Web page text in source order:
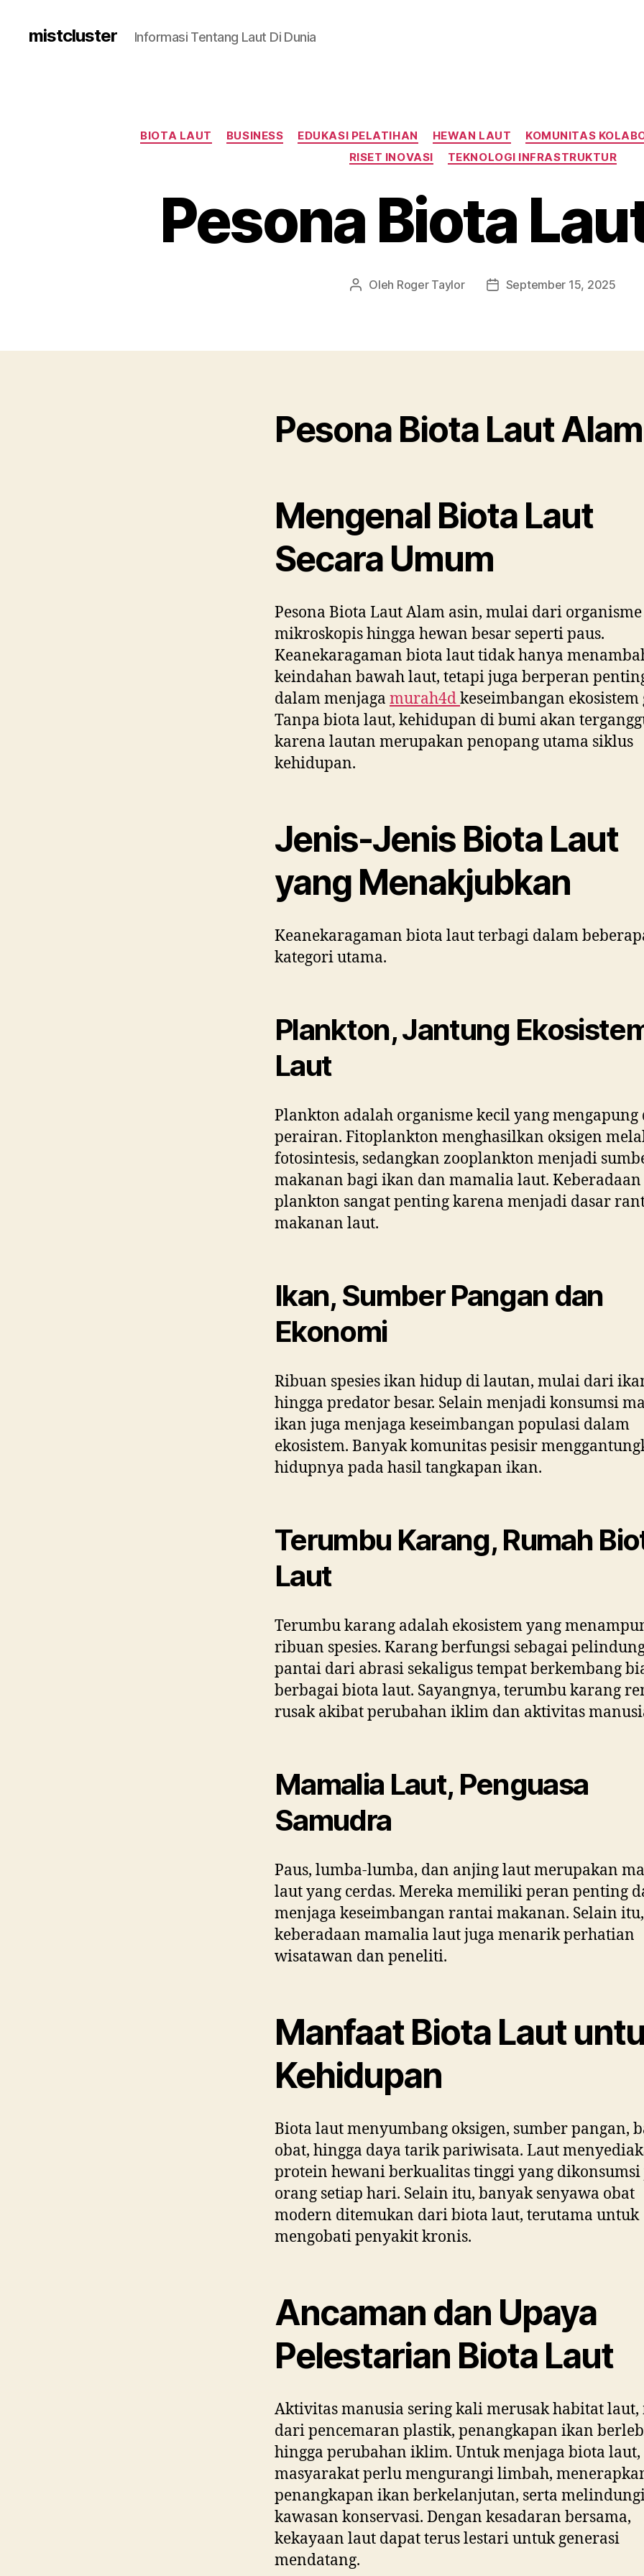
mistcluster Informasi Tentang Laut Di Dunia
Kategori
BIOTA LAUT BUSINESS EDUKASI PELATIHAN HEWAN LAUT KOMUNITAS
RISET INOVASI
TEKNOLOGI INFRASTRUKTUR
Pesona Biota
Penulis
Oleh Roger Taylor
Tanggal
September 15, 2025
Pesona Biota Laut Alam
Mengenal Biota Laut
Secara Umum
Pesona Biota Laut Alam asin, mulai dari organisme
mikroskopis hingga hewan besar seperti paus.
Keanekaragaman biota laut tidak hanya
keindahan bawah laut, tetapi juga berperan
dalam menjaga murah4dkeseimbangan ekosistem
Tanpa biota laut, kehidupan di bumi akan
karena lautan merupakan penopang utama siklus
kehidupan.
Jenis-Jenis Biota Laut
yang Menakjubkan
Keanekaragaman biota laut terbagi dalam
kategori utama.
Plankton, Jantung
Laut
Plankton adalah organisme kecil yang mengapung
perairan. Fitoplankton menghasilkan oksigen
fotosintesis, sedangkan zooplankton menjadi
makanan bagi ikan dan mamalia laut. Keberadaan
plankton sangat penting karena menjadi dasar
makanan laut.
Ikan, Sumber Pangan dan
Ekonomi
Ribuan spesies ikan hidup di lautan, mulai dari
hingga predator besar. Selain menjadi konsumsi
ikan juga menjaga keseimbangan populasi dalam
ekosistem. Banyak komunitas pesisir
hidupnya pada hasil tangkapan ikan.
Terumbu Karang, Rumah
Laut
Terumbu karang adalah ekosistem yang
ribuan spesies. Karang berfungsi sebagai
pantai dari abrasi sekaligus tempat berkembang
berbagai biota laut. Sayangnya, terumbu karang
rusak akibat perubahan iklim dan aktivitas
Mamalia Laut, Penguasa
Samudra
Paus, lumba-lumba, dan anjing laut merupakan
laut yang cerdas. Mereka memiliki peran penting
menjaga keseimbangan rantai makanan. Selain itu,
keberadaan mamalia laut juga menarik perhatian
wisatawan dan peneliti.
Manfaat Biota Laut
Kehidupan
Biota laut menyumbang oksigen, sumber pangan,
obat, hingga daya tarik pariwisata. Laut
protein hewani berkualitas tinggi yang dikonsumsi
orang setiap hari. Selain itu, banyak senyawa obat
modern ditemukan dari biota laut, terutama untuk
mengobati penyakit kronis.
Ancaman dan Upaya
Pelestarian Biota Laut
Aktivitas manusia sering kali merusak habitat
dari pencemaran plastik, penangkapan ikan
hingga perubahan iklim. Untuk menjaga biota laut,
masyarakat perlu mengurangi limbah,
penangkapan ikan berkelanjutan, serta
kawasan konservasi. Dengan kesadaran bersama,
kekayaan laut dapat terus lestari untuk generasi
mendatang.